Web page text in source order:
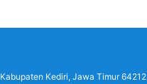
Kediri, Jawa Timur 64212